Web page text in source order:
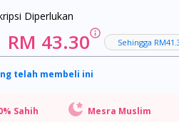
Diperlukan
RM 43.30 Sehingga
telah membeli ini
Sahih Mesra Muslim